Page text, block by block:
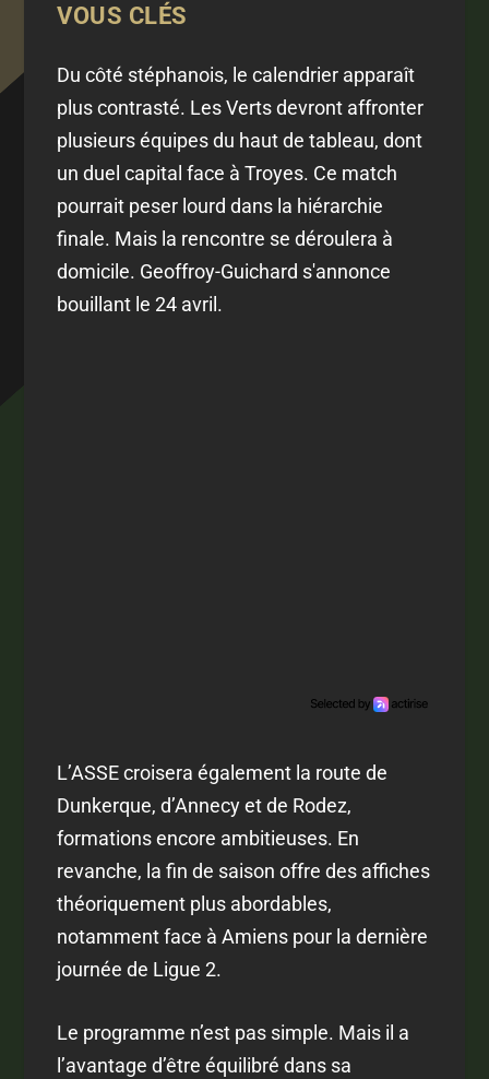
VOUS CLÉS
Du côté stéphanois, le calendrier apparaît
plus contrasté. Les Verts devront affronter
plusieurs équipes du haut de tableau, dont
un duel capital face à Troyes. Ce match
pourrait peser lourd dans la hiérarchie
finale. Mais la rencontre se déroulera à
domicile. Geoffroy-Guichard s'annonce
bouillant le 24 avril.
L’ASSE croisera également la route de
Dunkerque, d’Annecy et de Rodez,
formations encore ambitieuses. En
revanche, la fin de saison offre des affiches
théoriquement plus abordables,
notamment face à Amiens pour la dernière
journée de Ligue 2.
Le programme n’est pas simple. Mais il a
l’avantage d’être équilibré dans sa